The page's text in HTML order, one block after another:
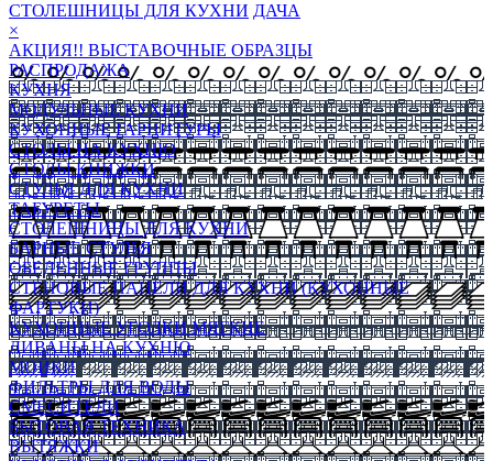
СТОЛЕШНИЦЫ ДЛЯ КУХНИ ДАЧА
×
АКЦИЯ!! ВЫСТАВОЧНЫЕ ОБРАЗЦЫ
РАСПРОДАЖА
КУХНЯ
МОДУЛЬНЫЕ КУХНИ
КУХОННЫЕ ГАРНИТУРЫ
СТОЛЫ НА КУХНЮ
СТОЛЫ КНИЖКИ
СТУЛЬЯ ДЛЯ КУХНИ
ТАБУРЕТЫ
СТОЛЕШНИЦЫ ДЛЯ КУХНИ
БАРНЫЕ СТУЛЬЯ
ОБЕДЕННЫЕ ГРУППЫ
СТЕНОВЫЕ ПАНЕЛИ ДЛЯ КУХНИ (КУХОННЫЕ
ФАРТУКИ)
КУХОННЫЕ УГОЛКИ МЯГКИЕ
ДИВАНЫ НА КУХНЮ
МОЙКИ
ФИЛЬТРЫ ДЛЯ ВОДЫ
СМЕСИТЕЛИ
БЫТОВАЯ ТЕХНИКА
ВЫТЯЖКИ